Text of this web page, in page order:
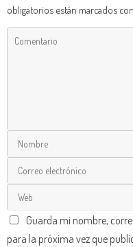
obligatorios están marcados con
Guarda mi nombre,
para la próxima vez que